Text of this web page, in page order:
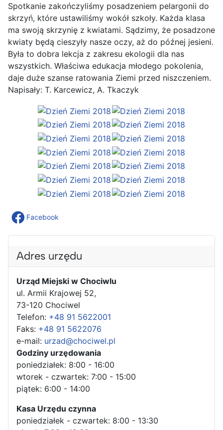
Spotkanie zakończyliśmy posadzeniem pelargonii do
skrzyń, które ustawiliśmy wokół szkoły. Każda klasa
ma swoją skrzynię z kwiatami. Sądzimy, że posadzone
kwiaty będą cieszyły nasze oczy, aż do późnej jesieni.
Była to dobra lekcja z zakresu ekologii dla nas
wszystkich. Właściwa edukacja młodego pokolenia,
daje duże szanse ratowania Ziemi przed niszczeniem.
Napisały: T. Karcewicz, A. Tkaczyk
Facebook
Adres urzędu
Urząd Miejski w Chociwlu
ul. Armii Krajowej 52,
73-120 Chociwel
Telefon: +48 91 5622001
Faks: +48 91 5622076
e-mail: urzad@chociwel.pl
Godziny urzędowania
poniedziałek: 8:00 - 16:00
wtorek - czwartek: 7:00 - 15:00
piątek: 6:00 - 14:00
Kasa Urzędu czynna
poniedziałek - czwartek: 8:00 - 13:30